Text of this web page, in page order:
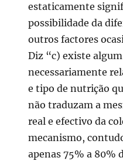
estaticamente
possibilidade da
outros factores
Diz “c) existe
necessariamente
e tipo de nutrição
não traduzam a
real e efectivo da
mecanismo,
apenas 75% a 80%